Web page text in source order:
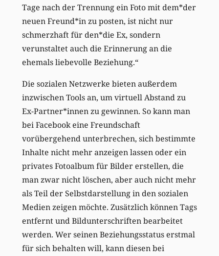
Tage nach der Trennung ein Foto mit dem*der
neuen Freund*in zu posten, ist nicht nur
schmerzhaft für den*die Ex, sondern
verunstaltet auch die Erinnerung an die
ehemals liebevolle Beziehung.“
Die sozialen Netzwerke bieten außerdem
inzwischen Tools an, um virtuell Abstand zu
Ex-Partner*innen zu gewinnen. So kann man
bei Facebook eine Freundschaft
vorübergehend unterbrechen, sich bestimmte
Inhalte nicht mehr anzeigen lassen oder ein
privates Fotoalbum für Bilder erstellen, die
man zwar nicht löschen, aber auch nicht mehr
als Teil der Selbstdarstellung in den sozialen
Medien zeigen möchte. Zusätzlich können Tags
entfernt und Bildunterschriften bearbeitet
werden. Wer seinen Beziehungsstatus erstmal
für sich behalten will, kann diesen bei